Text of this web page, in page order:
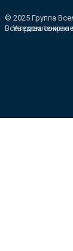
© 2025 Группа
Все права
Уведомление о